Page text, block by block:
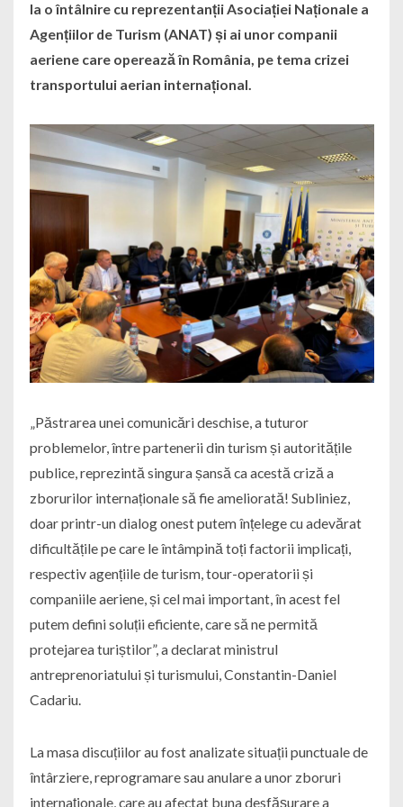
la o întâlnire cu reprezentanții Asociației Naționale a
Agențiilor de Turism (ANAT) și ai unor companii
aeriene care operează în România, pe tema crizei
transportului aerian internațional.
„Păstrarea unei comunicări deschise, a tuturor
problemelor, între partenerii din turism și autoritățile
publice, reprezintă singura șansă ca acestă criză a
zborurilor internaționale să fie ameliorată! Subliniez,
doar printr-un dialog onest putem înțelege cu adevărat
dificultățile pe care le întâmpină toți factorii implicați,
respectiv agențiile de turism, tour-operatorii și
companiile aeriene, și cel mai important, în acest fel
putem defini soluții eficiente, care să ne permită
protejarea turiștilor”, a declarat ministrul
antreprenoriatului și turismului, Constantin-Daniel
Cadariu.
La masa discuțiilor au fost analizate situații punctuale de
întârziere, reprogramare sau anulare a unor zboruri
internaționale, care au afectat buna desfășurare a